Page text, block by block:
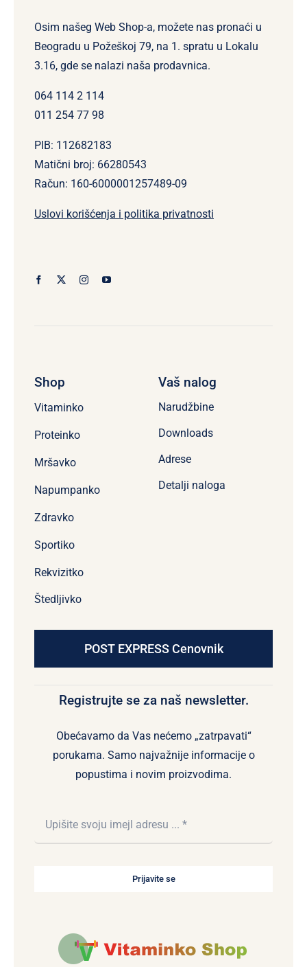
Osim našeg Web Shop-a, možete nas pronaći u
Beogradu u Požeškoj 79, na 1. spratu u Lokalu
3.16, gde se nalazi naša prodavnica.
064 114 2 114
011 254 77 98
PIB: 112682183
Matični broj: 66280543
Račun: 160-6000001257489-09
Uslovi korišćenja i politika privatnosti
Shop
Vitaminko
Proteinko
Mršavko
Napumpanko
Zdravko
Sportiko
Rekvizitko
Štedljivko
Vaš nalog
Narudžbine
Downloads
Adrese
Detalji naloga
POST EXPRESS Cenovnik
Registrujte se za naš newsletter.
Obećavamo da Vas nećemo „zatrpavati“
porukama. Samo najvažnije informacije o
popustima i novim proizvodima.
Prijavite se